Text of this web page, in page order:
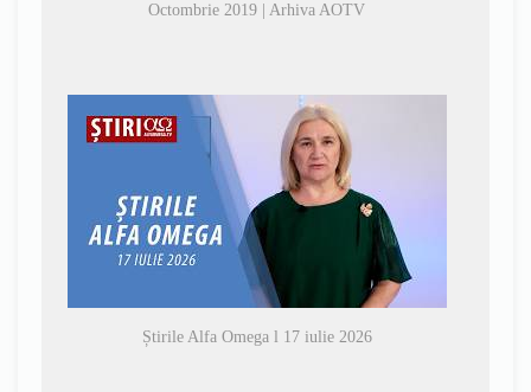
Octombrie 2019 | Arhiva AOTV
Știrile Alfa Omega l 17 iulie 2026